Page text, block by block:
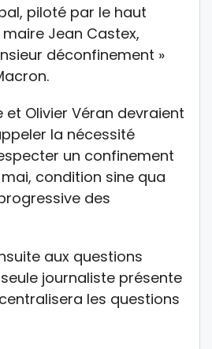
piloté par le haut
Jean Castex,
déconfinement »
et Olivier Véran devraient
la nécessité
un confinement
mai, condition sine qua
des
aux questions
journaliste présente
les questions